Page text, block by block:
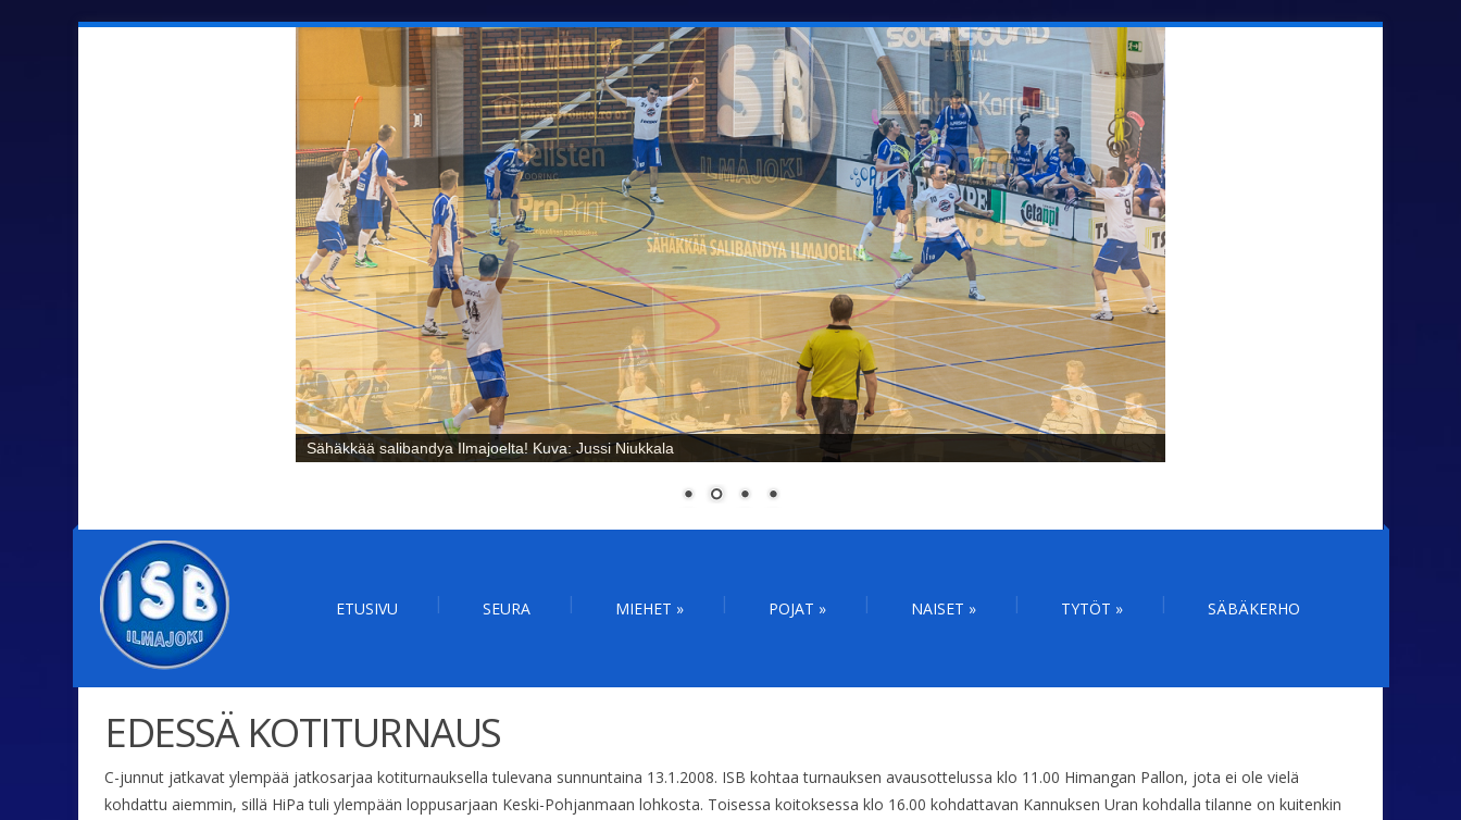
Sähäkkää salibandya Ilmajoelta! Kuva: Jussi Niukkala
ETUSIVU SEURA MIEHET » POJAT » NAISET » TYTÖT » SÄBÄKERHO
EDESSÄ KOTITURNAUS
C-junnut jatkavat ylempää jatkosarjaa kotiturnauksella tulevana sunnuntaina 13.1.2008. ISB kohtaa turnauksen avausottelussa klo 11.00 Himangan Pallon, jota ei ole vielä
kohdattu aiemmin, sillä HiPa tuli ylempään loppusarjaan Keski-Pohjanmaan lohkosta. Toisessa koitoksessa klo 16.00 kohdattavan Kannuksen Uran kohdalla tilanne on kuitenkin